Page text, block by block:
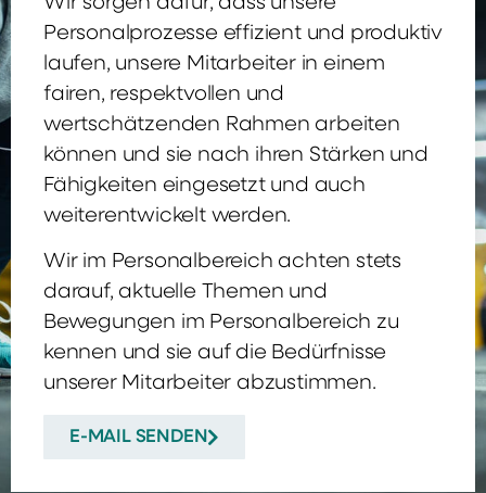
Personalprozesse effizient und produktiv
laufen, unsere Mitarbeiter in einem
fairen, respektvollen und
wertschätzenden Rahmen arbeiten
können und sie nach ihren Stärken und
Fähigkeiten eingesetzt und auch
weiterentwickelt werden.
Wir im Personalbereich achten stets
darauf, aktuelle Themen und
Bewegungen im Personalbereich zu
kennen und sie auf die Bedürfnisse
unserer Mitarbeiter abzustimmen.
E-MAIL SENDEN